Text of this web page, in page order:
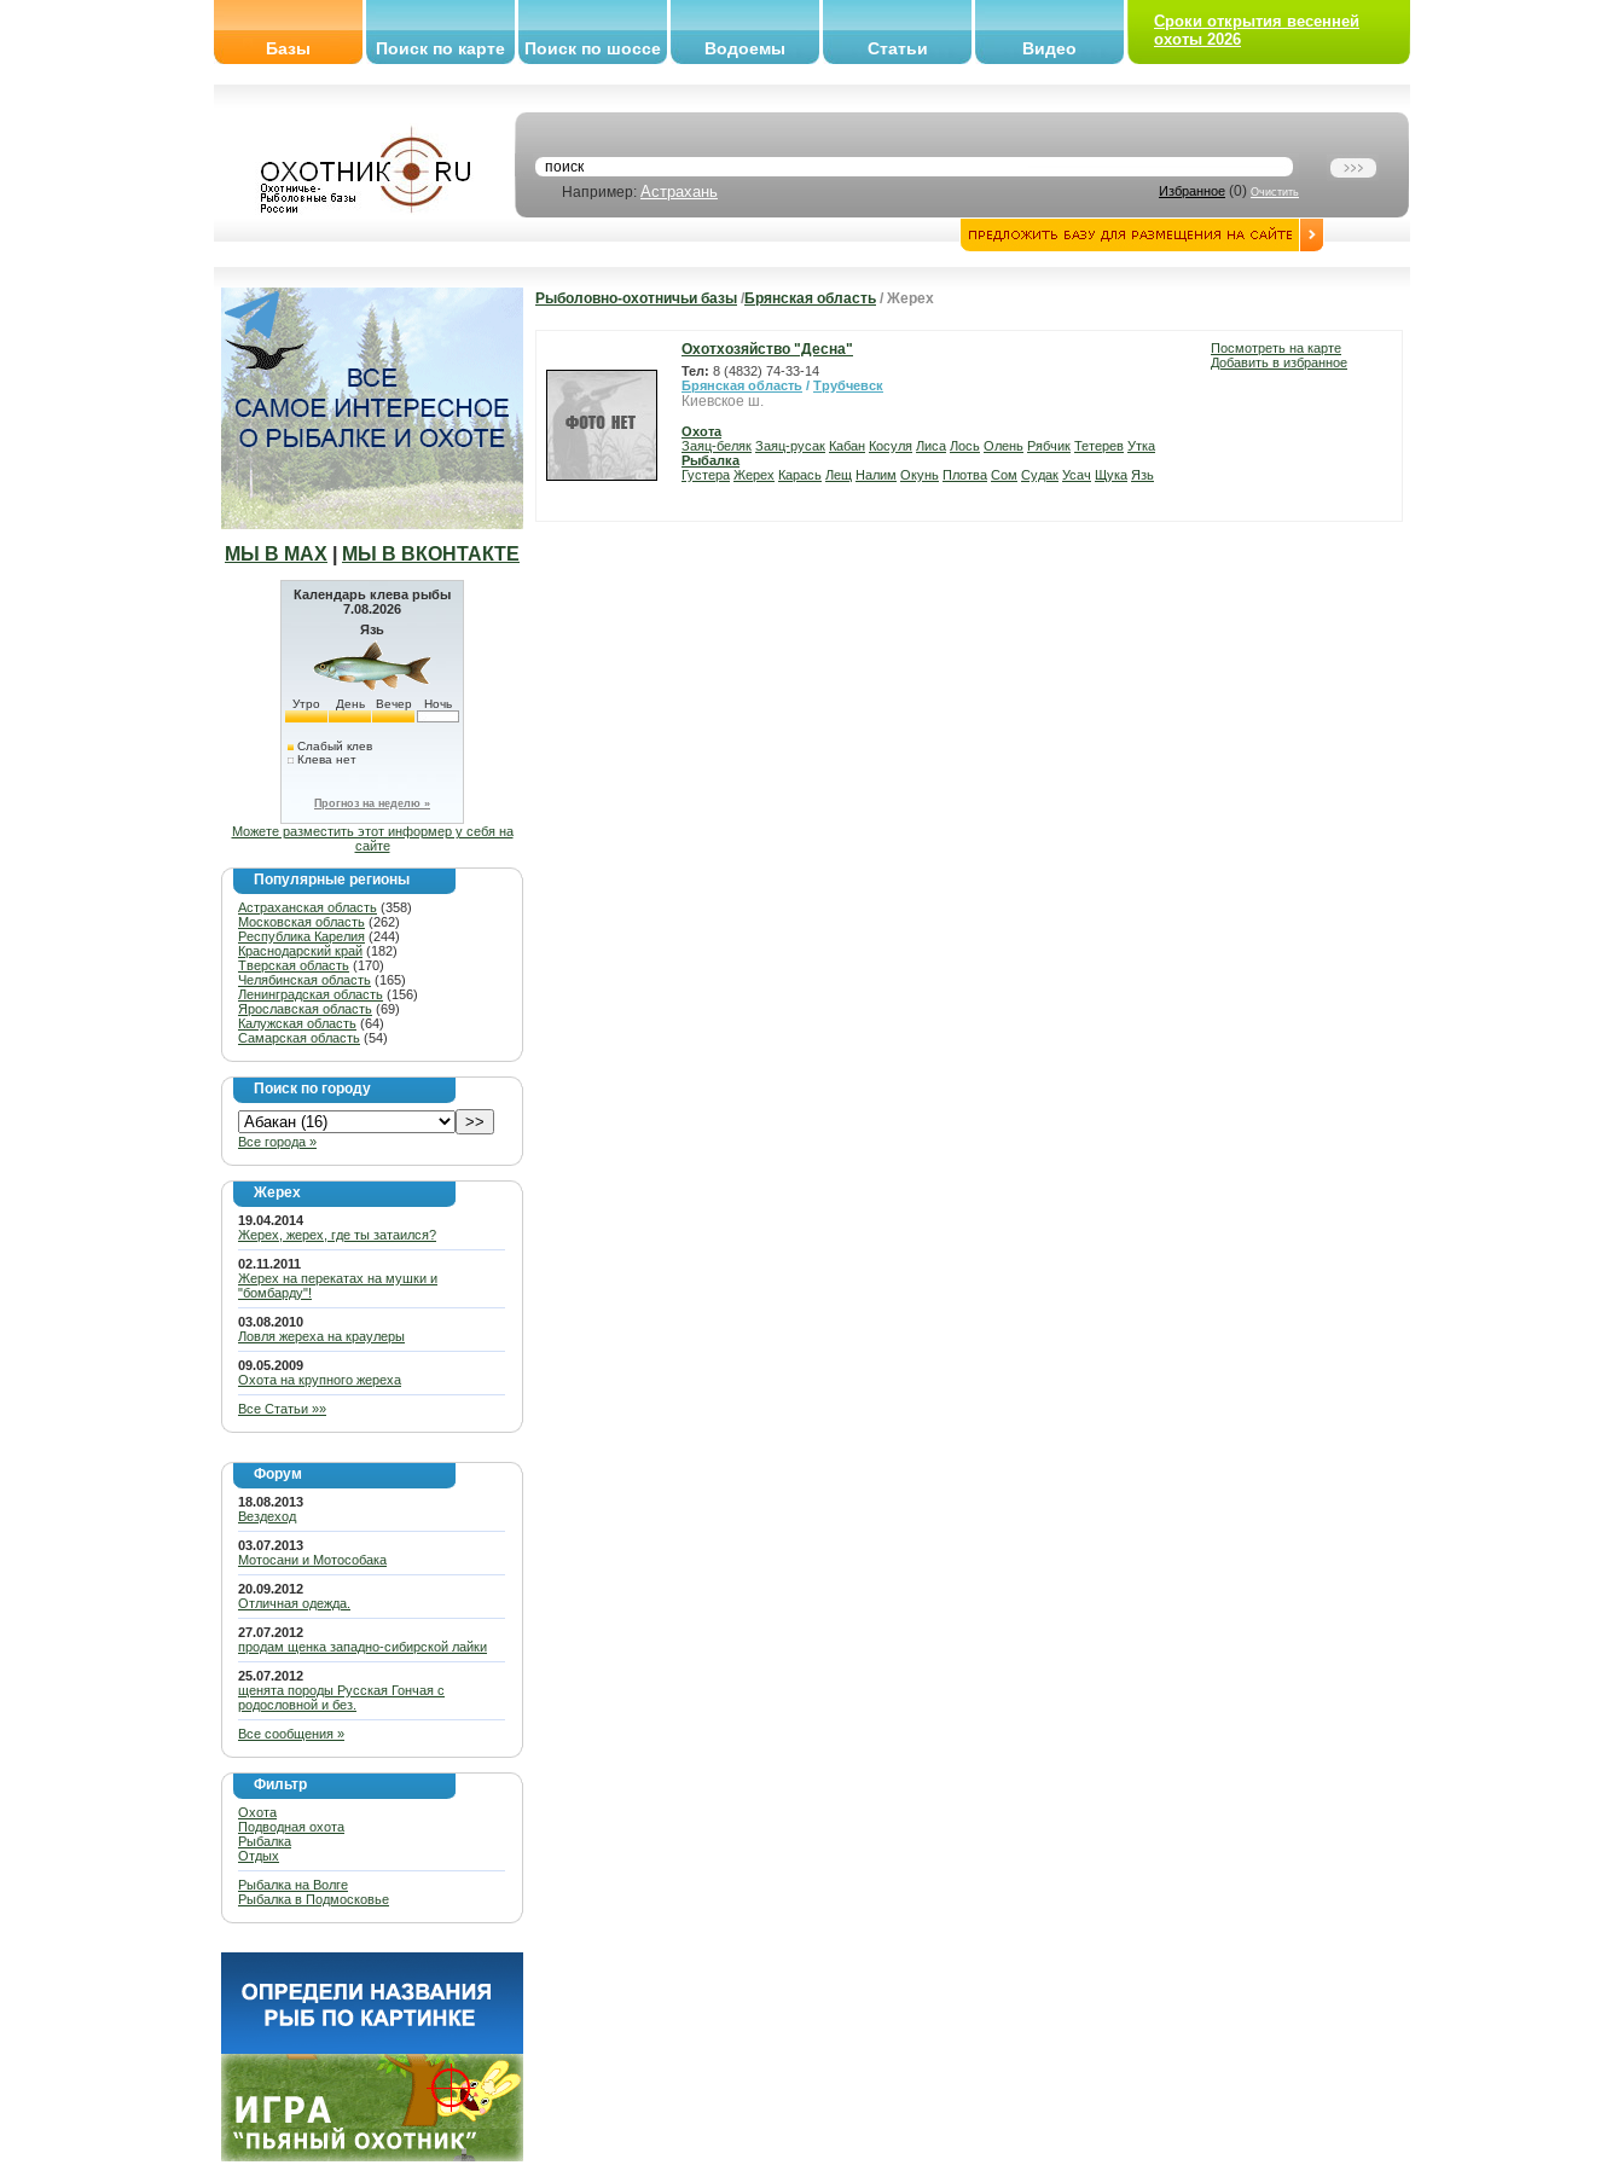
Базы Поиск по карте Поиск по шоссе Водоемы Статьи Видео
Сроки открытия весенней
охоты 2026
Например: Астрахань Избранное (0) Очистить
МЫ В МАХ МЫ В ВКОНТАКТЕ
Календарь клева рыбы
7.08.2026
Язь
Утро День Вечер Ночь
Слабый клев
Клева нет
Прогноз на неделю »
Можете разместить этот информер у себя на
сайте
Популярные регионы
Астраханская область (358)
Московская область (262)
Республика Карелия (244)
Краснодарский край (182)
Тверская область (170)
Челябинская область (165)
Ленинградская область (156)
Ярославская область (69)
Калужская область (64)
Самарская область (54)
Поиск по городу
Все города »
Жерех
19.04.2014
Жерех, жерех, где ты затаился?
02.11.2011
Жерех на перекатах на мушки и
"бомбарду"!
03.08.2010
Ловля жереха на краулеры
09.05.2009
Охота на крупного жереха
Все Статьи »»
Форум
18.08.2013
Вездеход
03.07.2013
Мотосани и Мотособака
20.09.2012
Отличная одежда.
27.07.2012
продам щенка западно-сибирской лайки
25.07.2012
щенята породы Русская Гончая с
родословной и без.
Все сообщения »
Фильтр
Охота
Подводная охота
Рыбалка
Отдых
Рыбалка на Волге
Рыбалка в Подмосковье
Рыболовно-охотничьи базы /Брянская область / Жерех
Охотхозяйство "Десна"
Тел: 8 (4832) 74-33-14
Брянская область / Трубчевск
Киевское ш.
Охота
Заяц-беляк Заяц-русак Кабан Косуля Лиса Лось Олень Рябчик Тетерев Утка
Рыбалка
Густера Жерех Карась Лещ Налим Окунь Плотва Сом Судак Усач Щука Язь
Посмотреть на карте
Добавить в избранное